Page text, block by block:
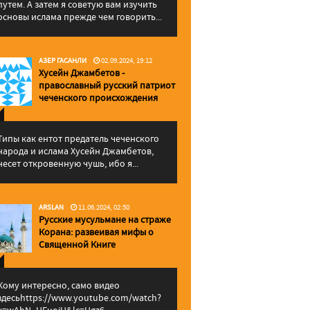
А затем я советую вам изучить
ислама прежде чем говорить...
АЗЕР ГАСАНЛИ 02.09.2024, 19:12
Хусейн Джамбетов -
православный русский патриот
чеченского происхождения
как ентот предатель чеченского
и ислама Хусейн Джамбетов,
откровенную чушь, ибо я...
ARSLAN 11.06.2024, 02:50
Русские мусульмане на страже
Корана: pазвеивая мифы о
Священной Книге
интересно, само видео
www.youtube.com/watch?